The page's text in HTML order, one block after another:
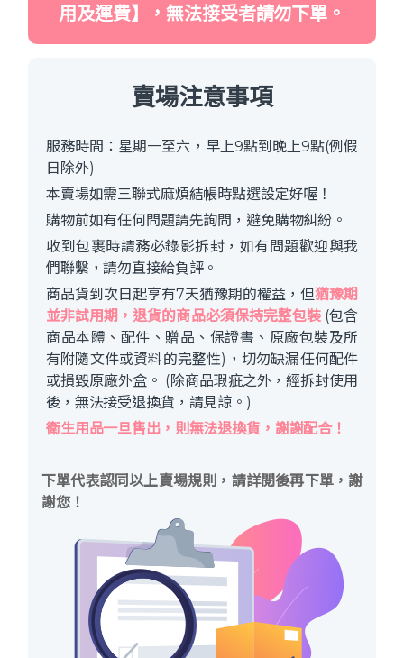
用及運費】，無法接受者請勿下單。
賣場注意事項
服務時間：星期一至六，早上9點到晚上9點(例假
日除外)
本賣場如需三聯式麻煩結帳時點選設定好喔！
購物前如有任何問題請先詢問，避免購物糾紛。
收到包裹時請務必錄影拆封，如有問題歡迎與我
們聯繫，請勿直接給負評。
商品貨到次日起享有7天猶豫期的權益，但猶豫期
並非試用期，退貨的商品必須保持完整包裝(包含
商品本體、配件、贈品、保證書、原廠包裝及所
有附隨文件或資料的完整性)，切勿缺漏任何配件
或損毀原廠外盒。 (除商品瑕疵之外，經拆封使用
後，無法接受退換貨，請見諒。)
衛生用品一旦售出，則無法退換貨，謝謝配合！
下單代表認同以上賣場規則，請詳閱後再下單，謝
謝您！